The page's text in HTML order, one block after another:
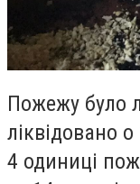
Пожежу було
ліквідовано
4 одиниці